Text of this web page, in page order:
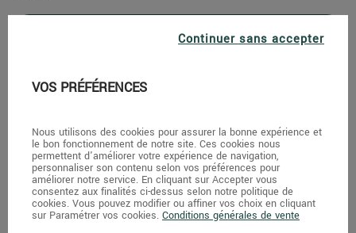
Voir la fiche
17 Rue De Mora
95880 Enghien Les Bains
FRANCE
Voir la fiche
Continuer sans accepter
VOS PRÉFÉRENCES
Nous utilisons des cookies pour assurer la bonne expérience et
le bon fonctionnement de notre site. Ces cookies nous
permettent d'améliorer votre expérience de navigation,
personnaliser son contenu selon vos préférences pour
améliorer notre service. En cliquant sur Accepter vous
consentez aux finalités ci-dessus selon notre politique de
cookies. Vous pouvez modifier ou affiner vos choix en cliquant
sur Paramétrer vos cookies. Conditions générales de vente